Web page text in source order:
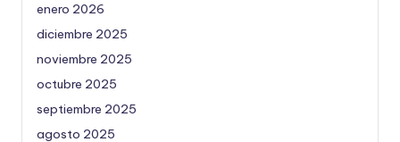
enero 2026
diciembre 2025
noviembre 2025
octubre 2025
septiembre 2025
agosto 2025